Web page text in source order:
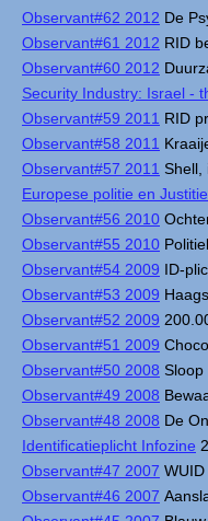
Observant#62 2012 De
Observant#61 2012 RID
Observant#60 2012
Security Industry: Israel -
Observant#59 2011 RID
Observant#58 2011
Observant#57 2011 Shell,
Europese politie en
Observant#56 2010
Observant#55 2010
Observant#54 2009 ID-
Observant#53 2009
Observant#52 2009
Observant#51 2009
Observant#50 2008 Sloop
Observant#49 2008
Observant#48 2008 De
Identificatieplicht Infozine
Observant#47 2007
Observant#46 2007